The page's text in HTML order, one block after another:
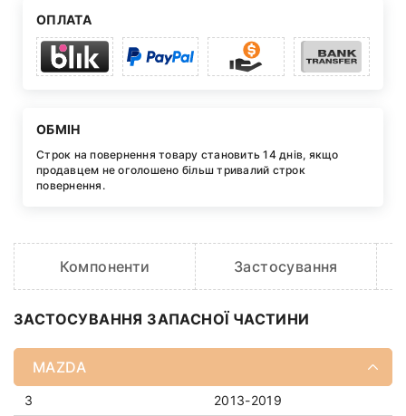
ОПЛАТА
ОБМІН
Строк на повернення товару становить 14 днів, якщо
продавцем не оголошено більш тривалий строк
повернення.
Компоненти Застосування
ЗАСТОСУВАННЯ ЗАПАСНОЇ ЧАСТИНИ
MAZDA
3
2013-2019